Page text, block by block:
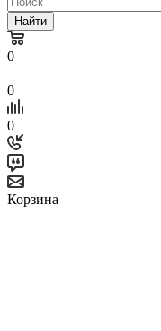
Найти
0
0
0
Корзина